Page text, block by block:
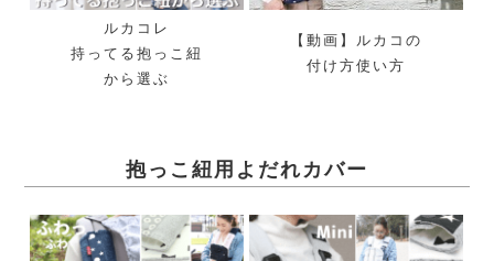
ルカコレ
持ってる抱っこ紐
から選ぶ
【動画】ルカコの
付け方使い方
抱っこ紐用よだれカバー